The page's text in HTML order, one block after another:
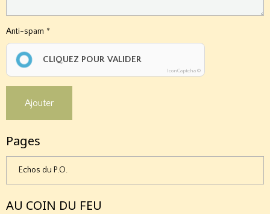
Anti-spam
CLIQUEZ POUR VALIDER
IconCaptcha ©
Ajouter
Pages
Echos du P.O.
AU COIN DU FEU